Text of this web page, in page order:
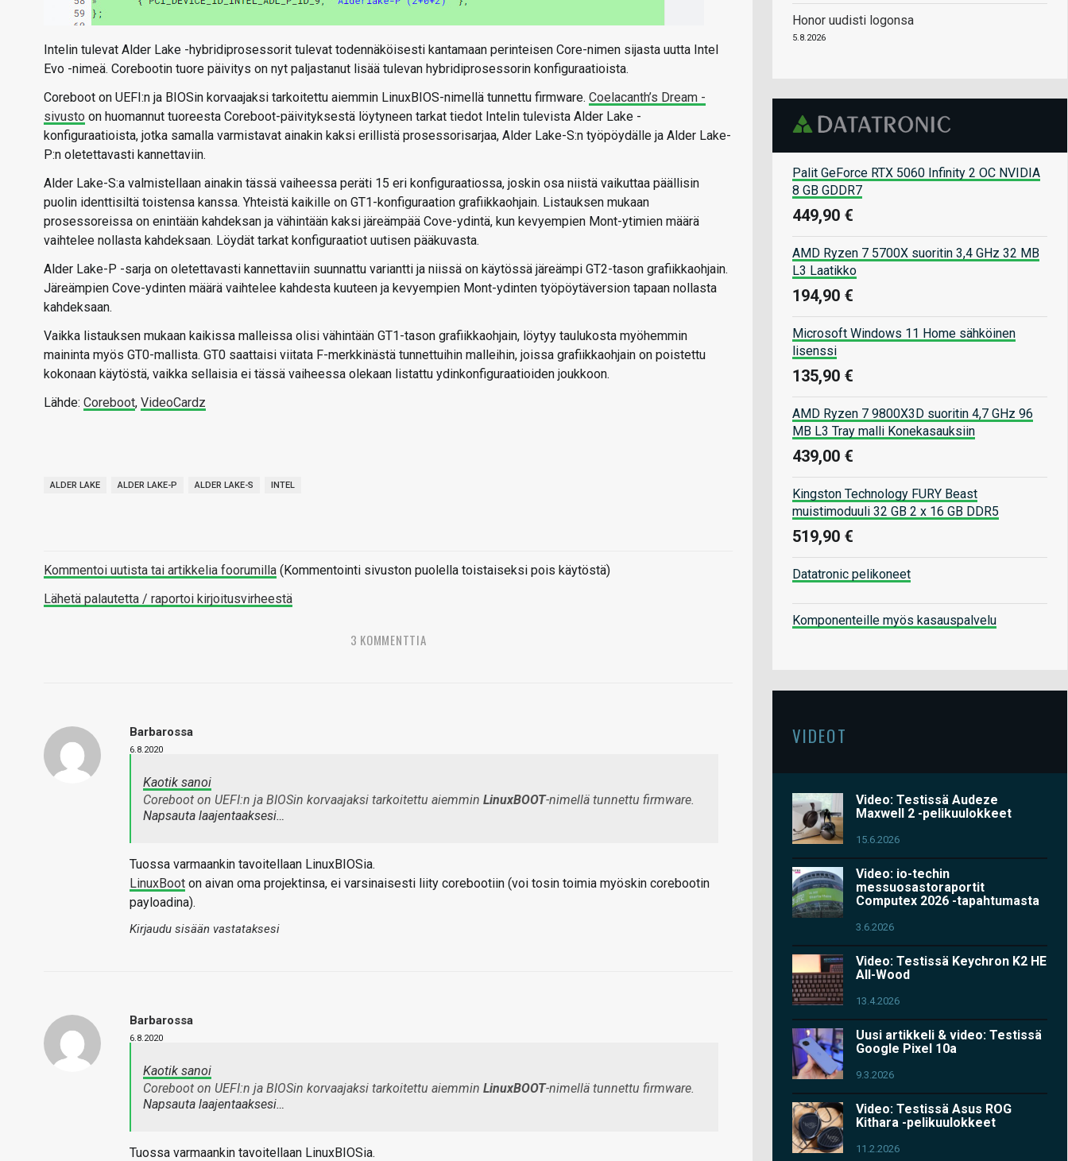
Intelin tulevat Alder Lake -hybridiprosessorit tulevat todennäköisesti kantamaan perinteisen Core-nimen sijasta uutta Intel
Evo -nimeä. Corebootin tuore päivitys on nyt paljastanut lisää tulevan hybridiprosessorin konfiguraatioista.
Coreboot on UEFI:n ja BIOSin korvaajaksi tarkoitettu aiemmin LinuxBIOS-nimellä tunnettu firmware. Coelacanth’s Dream -
sivusto on huomannut tuoreesta Coreboot-päivityksestä löytyneen tarkat tiedot Intelin tulevista Alder Lake -
konfiguraatioista, jotka samalla varmistavat ainakin kaksi erillistä prosessorisarjaa, Alder Lake-S:n työpöydälle ja Alder Lake-
P:n oletettavasti kannettaviin.
Alder Lake-S:a valmistellaan ainakin tässä vaiheessa peräti 15 eri konfiguraatiossa, joskin osa niistä vaikuttaa päällisin
puolin identtisiltä toistensa kanssa. Yhteistä kaikille on GT1-konfiguraation grafiikkaohjain. Listauksen mukaan
prosessoreissa on enintään kahdeksan ja vähintään kaksi järeämpää Cove-ydintä, kun kevyempien Mont-ytimien määrä
vaihtelee nollasta kahdeksaan. Löydät tarkat konfiguraatiot uutisen pääkuvasta.
Alder Lake-P -sarja on oletettavasti kannettaviin suunnattu variantti ja niissä on käytössä järeämpi GT2-tason grafiikkaohjain.
Järeämpien Cove-ydinten määrä vaihtelee kahdesta kuuteen ja kevyempien Mont-ydinten työpöytäversion tapaan nollasta
kahdeksaan.
Vaikka listauksen mukaan kaikissa malleissa olisi vähintään GT1-tason grafiikkaohjain, löytyy taulukosta myöhemmin
maininta myös GT0-mallista. GT0 saattaisi viitata F-merkkinästä tunnettuihin malleihin, joissa grafiikkaohjain on poistettu
kokonaan käytöstä, vaikka sellaisia ei tässä vaiheessa olekaan listattu ydinkonfiguraatioiden joukkoon.
Lähde: Coreboot, VideoCardz
ALDER LAKE ALDER LAKE-P ALDER LAKE-S INTEL
Kommentoi uutista tai artikkelia foorumilla (Kommentointi sivuston puolella toistaiseksi pois käytöstä)
Lähetä palautetta / raportoi kirjoitusvirheestä
3 KOMMENTTIA
Barbarossa
6.8.2020
Kaotik sanoi
Coreboot on UEFI:n ja BIOSin korvaajaksi tarkoitettu aiemmin LinuxBOOT-nimellä tunnettu firmware.
Napsauta laajentaaksesi…
Tuossa varmaankin tavoitellaan LinuxBIOSia.
LinuxBoot on aivan oma projektinsa, ei varsinaisesti liity corebootiin (voi tosin toimia myöskin corebootin
payloadina).
Kirjaudu sisään vastataksesi
Barbarossa
6.8.2020
Kaotik sanoi
Coreboot on UEFI:n ja BIOSin korvaajaksi tarkoitettu aiemmin LinuxBOOT-nimellä tunnettu firmware.
Napsauta laajentaaksesi…
Tuossa varmaankin tavoitellaan LinuxBIOSia.
Honor uudisti logonsa
5.8.2026
Palit GeForce RTX 5060 Infinity 2 OC NVIDIA
8 GB GDDR7
449,90 €
AMD Ryzen 7 5700X suoritin 3,4 GHz 32 MB
L3 Laatikko
194,90 €
Microsoft Windows 11 Home sähköinen
lisenssi
135,90 €
AMD Ryzen 7 9800X3D suoritin 4,7 GHz 96
MB L3 Tray malli Konekasauksiin
439,00 €
Kingston Technology FURY Beast
muistimoduuli 32 GB 2 x 16 GB DDR5
519,90 €
Datatronic pelikoneet
Komponenteille myös kasauspalvelu
VIDEOT
Video: Testissä Audeze
Maxwell 2 -pelikuulokkeet
15.6.2026
Video: io-techin
messuosastoraportit
Computex 2026 -tapahtumasta
3.6.2026
Video: Testissä Keychron K2 HE
All-Wood
13.4.2026
Uusi artikkeli & video: Testissä
Google Pixel 10a
9.3.2026
Video: Testissä Asus ROG
Kithara -pelikuulokkeet
11.2.2026